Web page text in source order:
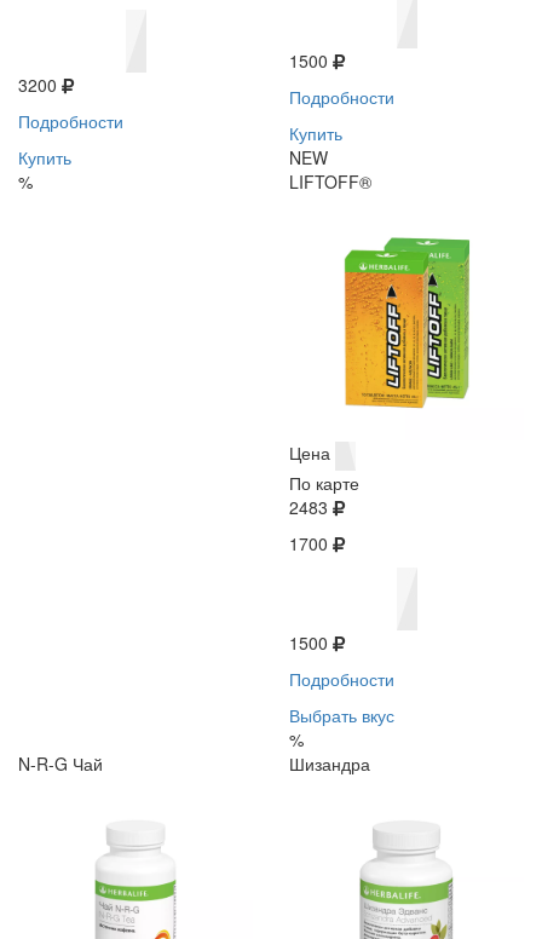
3200
Подробности
Купить
%
1500
Подробности
Купить
NEW
LIFTOFF®
Цена
По карте
2483
1700
1500
Подробности
Выбрать вкус
%
N-R-G Чай
Шизандра